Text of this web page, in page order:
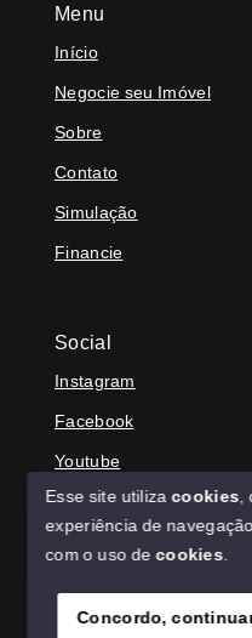
Olá! Agradecemos seu
Menu
Início
Negocie seu Imóvel
Sobre
Contato
Simulação
Financie
Social
Instagram
Facebook
Youtube
© Copyright 2026 - HAGA
SITE PARA IMOBILIARIA
Esse site utilizacookies
experiência de navegação.
com o uso decookies
Concordo,